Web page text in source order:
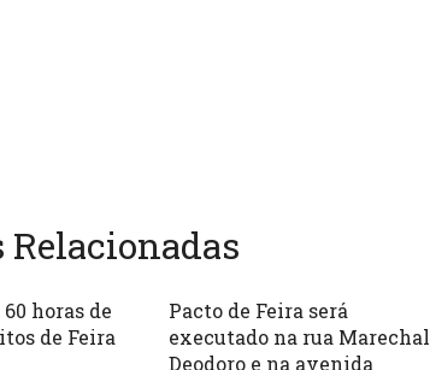
horas de
de Feira
Pacto de Feira será
executado na rua Marechal
Deodoro e na avenida